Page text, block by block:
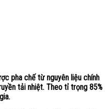
pha chế từ nguyên liệu chính
tải nhiệt. Theo tỉ trọng 85%